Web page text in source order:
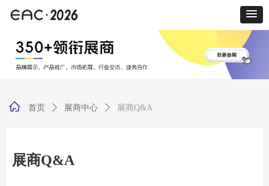
展商Q&A
ꀇ 首页 ꄲ 展商中心 ꄲ 展商Q&A